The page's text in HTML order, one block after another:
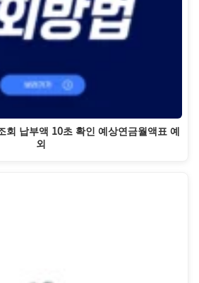
회 납부액 10초 확인 예상연금월액표 예
외